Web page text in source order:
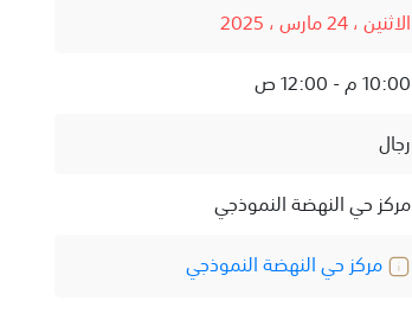
الاثنين ، 24 مارس ، 2025
10:00 م - 12:00 ص
رجال
مركز حي النهضة النموذجي
مركز حي النهضة النموذجي